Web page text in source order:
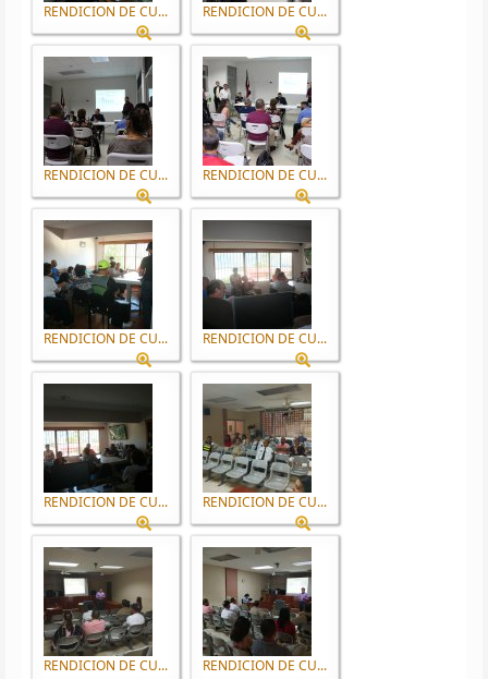
RENDICION DE CU... RENDICION DE CU...
RENDICION DE CU... RENDICION DE CU...
RENDICION DE CU... RENDICION DE CU...
RENDICION DE CU... RENDICION DE CU...
RENDICION DE CU... RENDICION DE CU...